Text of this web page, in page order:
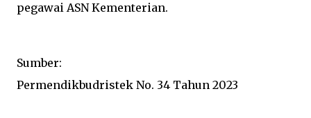
pegawai ASN Kementerian.
Sumber:
Permendikbudristek No. 34 Tahun 2023